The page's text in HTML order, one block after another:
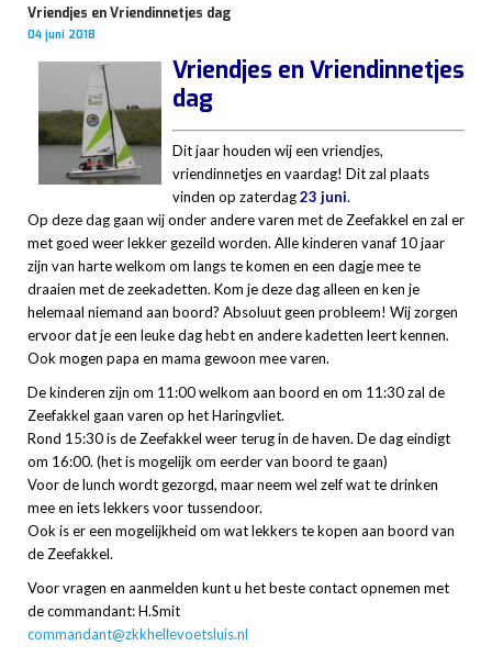
Vriendjes en Vriendinnetjes dag
04 juni 2018
Vriendjes en Vriendinnetjes
dag
Dit jaar houden wij een vriendjes,
vriendinnetjes en vaardag! Dit zal plaats
vinden op zaterdag23 juni.
Op deze dag gaan wij onder andere varen met de Zeefakkel en zal er
met goed weer lekker gezeild worden. Alle kinderen vanaf 10 jaar
zijn van harte welkom om langs te komen en een dagje mee te
draaien met de zeekadetten. Kom je deze dag alleen en ken je
helemaal niemand aan boord? Absoluut geen probleem! Wij zorgen
ervoor dat je een leuke dag hebt en andere kadetten leert kennen.
Ook mogen papa en mama gewoon mee varen.
De kinderen zijn om 11:00 welkom aan boord en om 11:30 zal de
Zeefakkel gaan varen op het Haringvliet.
Rond 15:30 is de Zeefakkel weer terug in de haven. De dag eindigt
om 16:00. (het is mogelijk om eerder van boord te gaan)
Voor de lunch wordt gezorgd, maar neem wel zelf wat te drinken
mee en iets lekkers voor tussendoor.
Ook is er een mogelijkheid om wat lekkers te kopen aan boord van
de Zeefakkel.
Voor vragen en aanmelden kunt u het beste contact opnemen met
de commandant: H.Smit
commandant@zkkhellevoetsluis.nl